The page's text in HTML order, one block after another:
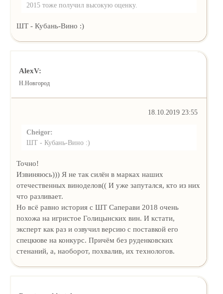
2015 тоже получил высокую оценку.
ШТ - Кубань-Вино :)
AlexV:
Н.Новгород
18.10.2019 23:55
Cheigor:
ШТ - Кубань-Вино :)
Точно!
Извиняюсь))) Я не так силён в марках наших
отечественных виноделов(( И уже запутался, кто из них
что разливает.
Но всё равно история с ШТ Саперави 2018 очень
похожа на игристое Голицынских вин. И кстати,
эксперт как раз и озвучил версию с поставкой его
спецкюве на конкурс. Причём без руденковских
стенаний, а, наоборот, похвалив, их технологов.